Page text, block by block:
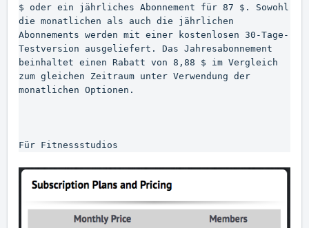
$ oder ein jährliches Abonnement für 87 $. Sowohl
die monatlichen als auch die jährlichen
Abonnements werden mit einer kostenlosen 30-Tage-
Testversion ausgeliefert. Das Jahresabonnement
beinhaltet einen Rabatt von 8,88 $ im Vergleich
zum gleichen Zeitraum unter Verwendung der
monatlichen Optionen.
Für Fitnessstudios